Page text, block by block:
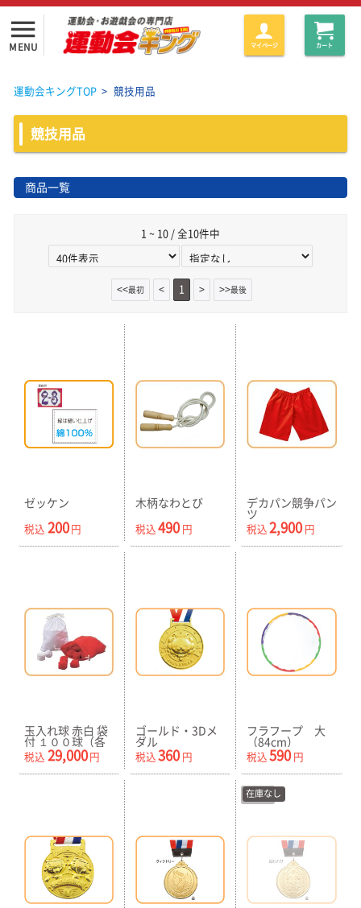
menu
MENU マイページ カート
運動会キングTOP > 競技用品
競技用品
商品一覧
1 ~ 10 / 全10件中
<<最初 < 1 > >>最後
ゼッケン
税込 200円
木柄なわとび
税込490円
デカパン競争パン
ツ
税込2,900円
玉入れ球 赤白 袋
付 １００球（各
５０球）
税込 29,000円
ゴールド・3Dメ
ダル
税込360円
フラフープ 大
（84cm）
税込590円
在庫切
在庫なし